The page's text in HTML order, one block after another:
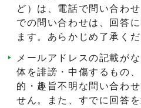
ど）は、電話で問い合わ
での問い合わせは、回答
ます。あらかじめ了承くだ
メールアドレスの記載が
体を誹謗・中傷するもの
的・趣旨不明な問い合わ
せん。また、すでに回答